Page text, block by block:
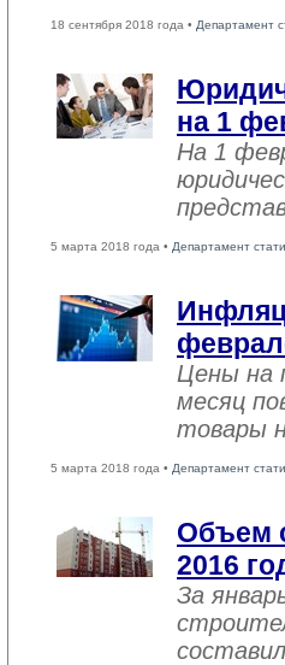
18 сентября 2018 года • Департамент
на 1
На 1
5 марта 2018 года • Департамент
Цены на
месяц
товары
5 марта 2018 года • Департамент
Объем
2016
За